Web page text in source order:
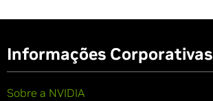
Informações Corporativas
Sobre a NVIDIA